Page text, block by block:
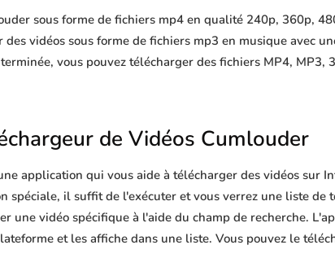
sous forme de fichiers mp4 en qualité 240p, 360p,
vidéos sous forme de fichiers mp3 en musique avec
vous pouvez télécharger des fichiers MP4, MP3,
de Vidéos Cumlouder
application qui vous aide à télécharger des vidéos sur
spéciale, il suffit de l'exécuter et vous verrez une liste de
une vidéo spécifique à l'aide du champ de recherche.
et les affiche dans une liste. Vous pouvez le